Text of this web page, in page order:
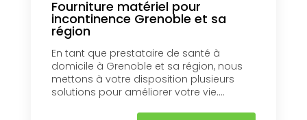
Fourniture matériel pour
incontinence Grenoble et sa
région
En tant que prestataire de santé à
domicile à Grenoble et sa région, nous
mettons à votre disposition plusieurs
solutions pour améliorer votre vie....